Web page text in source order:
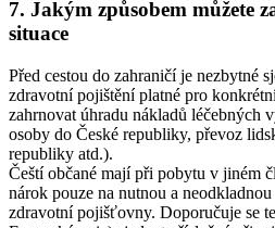
7. Jakým způsobem můžete
situace
Před cestou do zahraničí je nezbytné
zdravotní pojištění platné pro
zahrnovat úhradu nákladů léčebných
osoby do České republiky, převoz
republiky atd.).
Čeští občané mají při pobytu v jiném
nárok pouze na nutnou a
zdravotní pojišťovny. Doporučuje se